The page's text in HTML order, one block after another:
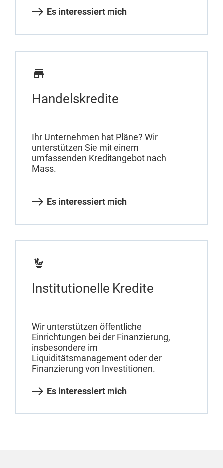
Es interessiert mich
Handelskredite
Ihr Unternehmen hat Pläne? Wir
unterstützen Sie mit einem
umfassenden Kreditangebot nach
Mass.
Es interessiert mich
Institutionelle Kredite
Wir unterstützen öffentliche
Einrichtungen bei der Finanzierung,
insbesondere im
Liquiditätsmanagement oder der
Finanzierung von Investitionen.
Es interessiert mich